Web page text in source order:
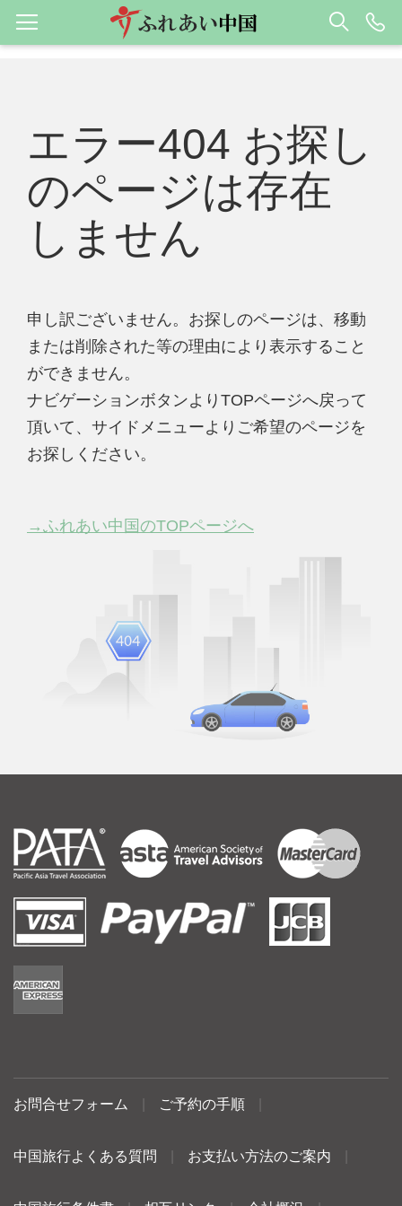
エラー404 お探し
のページは存在
しません
申し訳ございません。お探しのページは、移動
または削除された等の理由により表示すること
ができません。
ナビゲーションボタンよりTOPページへ戻って
頂いて、サイドメニューよりご希望のページを
お探しください。
→ふれあい中国のTOPページへ
お問合せフォーム ご予約の手順
中国旅行よくある質問 お支払い方法のご案内